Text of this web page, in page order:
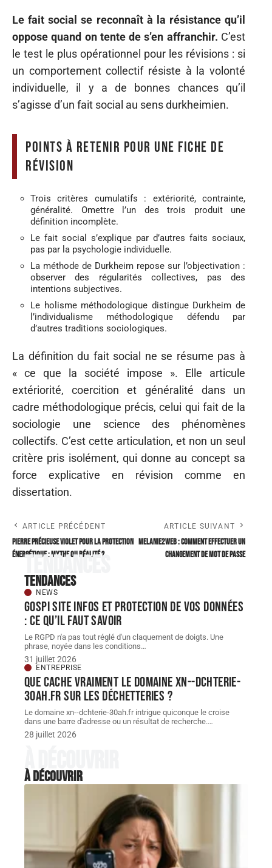
Le fait social se reconnaît à la résistance qu’il
oppose quand on tente de s’en affranchir. C’est
le test le plus opérationnel pour les révisions : si
un comportement collectif résiste à la volonté
individuelle, il y a de bonnes chances qu’il
s’agisse d’un fait social au sens durkheimien.
Points à retenir pour une fiche de
révision
Trois critères cumulatifs : extériorité, contrainte,
généralité. Omettre l’un des trois produit une
définition incomplète.
Le fait social s’explique par d’autres faits sociaux,
pas par la psychologie individuelle.
La méthode de Durkheim repose sur l’objectivation :
observer des régularités collectives, pas des
intentions subjectives.
Le holisme méthodologique distingue Durkheim de
l’individualisme méthodologique défendu par
d’autres traditions sociologiques.
La définition du fait social ne se résume pas à
« ce que la société impose ». Elle articule
extériorité, coercition et généralité dans un
cadre méthodologique précis, celui qui fait de la
sociologie une science des phénomènes
collectifs. C’est cette articulation, et non un seul
critère pris isolément, qui donne au concept sa
force explicative en révision comme en
dissertation.
ARTICLE PRÉCÉDENT
Pierre précieuse Violet pour la protection
énergétique : mythe ou réalité ?
ARTICLE SUIVANT
Melanie2web : Comment Effectuer un
Changement de Mot de Passe
Tendances
Tendances
NEWS
Gospi site infos et protection de vos données
: ce qu’il faut savoir
Le RGPD n'a pas tout réglé d'un claquement de doigts. Une
phrase, noyée dans les conditions…
31 juillet 2026
ENTREPRISE
Que cache vraiment le domaine xn--dchterie-
30ah.fr sur les déchetteries ?
Le domaine xn--dchterie-30ah.fr intrigue quiconque le croise
dans une barre d'adresse ou un résultat de recherche.…
28 juillet 2026
À découvrir
À découvrir